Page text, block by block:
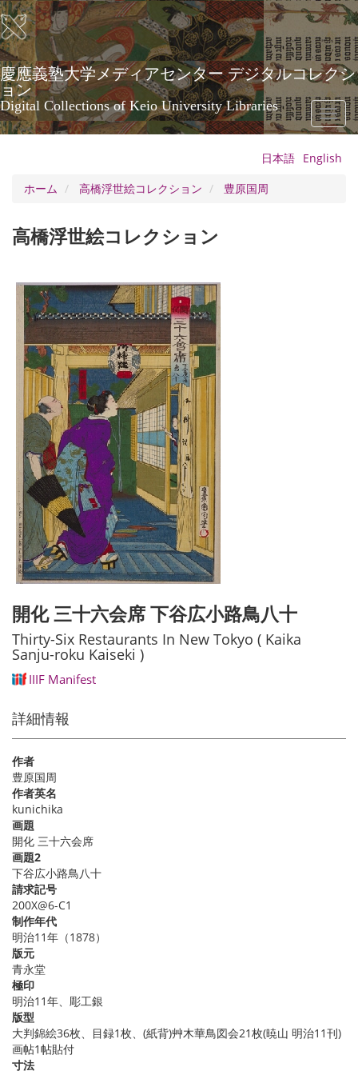
メ
イ
ン
コ
ン
テ
ン
ツ
に
慶應義塾大学メディアセンター デジタルコレクシ
ョン
Digital Collections of Keio University Libraries
Toggle
日本語 English
ホーム
高橋浮世絵コレクション 豊原国周
高橋浮世絵コレクション
開化 三十六会席 下谷広小路鳥八十
Thirty-Six Restaurants In New Tokyo ( Kaika
Sanju-roku Kaiseki )
IIIF Manifest
詳細情報
作者
豊原国周
作者英名
kunichika
画題
開化 三十六会席
画題2
下谷広小路鳥八十
請求記号
200X@6-C1
制作年代
明治11年（1878）
版元
青永堂
極印
明治11年、彫工銀
版型
大判錦絵36枚、目録1枚、(紙背)艸木華鳥図会21枚(暁山 明治11刊)
画帖1帖貼付
寸法